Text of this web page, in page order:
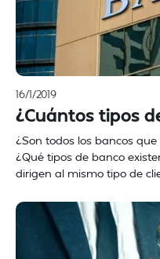
16/1/2019
¿Cuántos tipos
¿Son todos los bancos
¿Qué tipos de banco
dirigen al mismo tipo de